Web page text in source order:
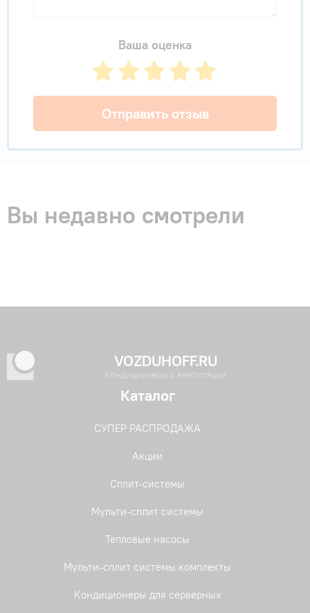
Ваша оценка
Отправить отзыв
Вы недавно смотрели
VOZDUHOFF.RU
Кондиционеры и вентиляция
Каталог
СУПЕР РАСПРОДАЖА
Акции
Сплит-системы
Мульти-сплит системы
Тепловые насосы
Мульти-сплит системы комплекты
Кондиционеры для серверных